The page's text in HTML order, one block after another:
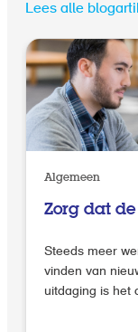
Lees alle
Algemeen
Zorg dat
Steeds meer
vinden van
uitdaging is het